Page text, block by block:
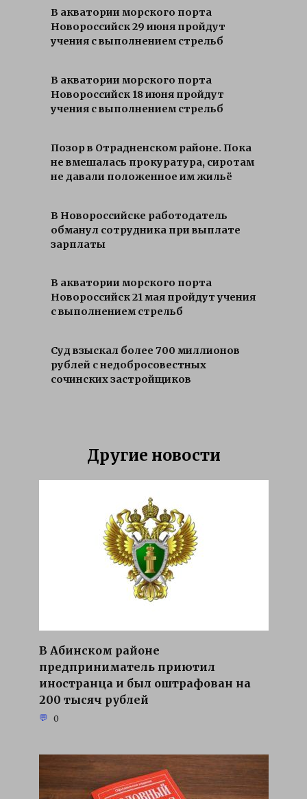
В акватории морского порта
Новороссийск 29 июня пройдут
учения с выполнением стрельб
В акватории морского порта
Новороссийск 18 июня пройдут
учения с выполнением стрельб
Позор в Отрадненском районе. Пока
не вмешалась прокуратура, сиротам
не давали положенное им жильё
В Новороссийске работодатель
обманул сотрудника при выплате
зарплаты
В акватории морского порта
Новороссийск 21 мая пройдут учения
с выполнением стрельб
Суд взыскал более 700 миллионов
рублей с недобросовестных
сочинских застройщиков
Другие новости
В Абинском районе
предприниматель приютил
иностранца и был оштрафован на
200 тысяч рублей
0